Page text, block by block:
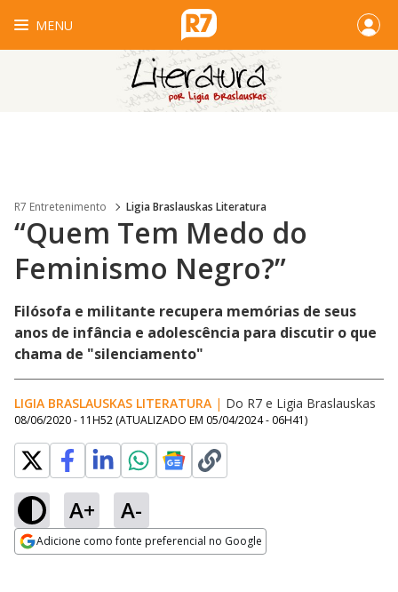
MENU
R7 Entretenimento Ligia Braslauskas Literatura
“Quem Tem Medo do
Feminismo Negro?”
Filósofa e militante recupera memórias de seus
anos de infância e adolescência para discutir o que
chama de "silenciamento"
LIGIA BRASLAUSKAS LITERATURA | Do R7 e Ligia Braslauskas
08/06/2020 - 11H52 (ATUALIZADO EM 05/04/2024 - 06H41)
A+ A-
Adicione como fonte preferencial no Google